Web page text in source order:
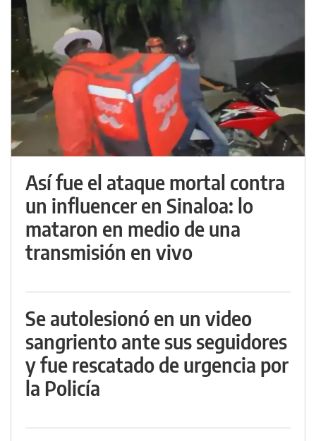
Así fue el ataque mortal contra
un influencer en Sinaloa: lo
mataron en medio de una
transmisión en vivo
Se autolesionó en un video
sangriento ante sus seguidores
y fue rescatado de urgencia por
la Policía